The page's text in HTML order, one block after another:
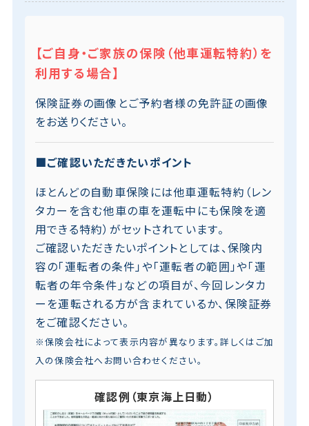
【ご自身・ご家族の保険（他車運転特約）を
利用する場合】
保険証券の画像とご予約者様の免許証の画像
をお送りください。
■ご確認いただきたいポイント
ほとんどの自動車保険には他車運転特約（レン
タカーを含む他車の車を運転中にも保険を適
用できる特約）がセットされています。
ご確認いただきたいポイントとしては、保険内
容の「運転者の条件」や「運転者の範囲」や「運
転者の年令条件」などの項目が、今回レンタカ
ーを運転される方が含まれているか、保険証券
をご確認ください。
※保険会社によって表示内容が異なります。詳しくはご加
入の保険会社へお問い合わせください。
確認例（東京海上日動）